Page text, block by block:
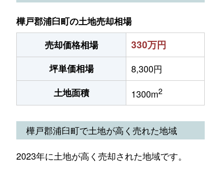
樺戸郡浦臼町の土地売却相場
売却価格相場
330万円
坪単価相場
8,300円
土地面積
1300m2
樺戸郡浦臼町で土地が高く売れた地域
2023年に土地が高く売却された地域です。